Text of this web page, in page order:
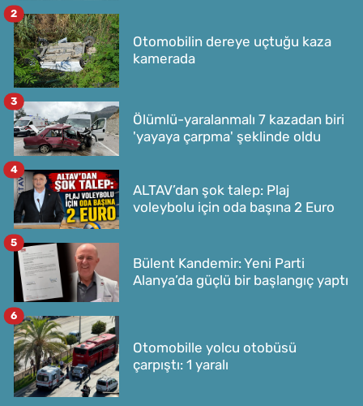
Otomobilin dereye uçtuğu kaza
kamerada
2
Ölümlü-yaralanmalı 7 kazadan biri
'yayaya çarpma' şeklinde oldu
3
ALTAV’dan şok talep: Plaj
voleybolu için oda başına 2 Euro
4
Bülent Kandemir: Yeni Parti
Alanya’da güçlü bir başlangıç yaptı
5
Otomobille yolcu otobüsü
çarpıştı: 1 yaralı
6